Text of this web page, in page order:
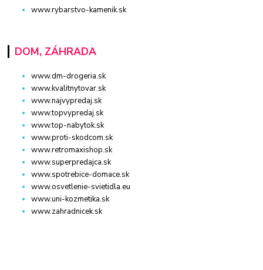
www.rybarstvo-kamenik.sk
DOM, ZÁHRADA
www.dm-drogeria.sk
www.kvalitnytovar.sk
www.najvypredaj.sk
www.topvypredaj.sk
www.top-nabytok.sk
www.proti-skodcom.sk
www.retromaxishop.sk
www.superpredajca.sk
www.spotrebice-domace.sk
www.osvetlenie-svietidla.eu
www.uni-kozmetika.sk
www.zahradnicek.sk